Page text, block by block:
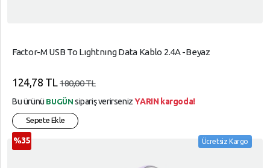
Factor-M USB To Lıghtnıng Data Kablo 2.4A -Beyaz
124,78 TL 180,00 TL
Bu ürünü BUGÜN sipariş verirsenizYARIN kargoda!
Sepete Ekle
Ücretsiz Kargo
%35